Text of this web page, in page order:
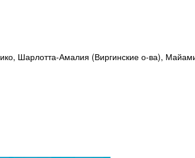
Шарлотта-Амалия (Виргинские о-ва),